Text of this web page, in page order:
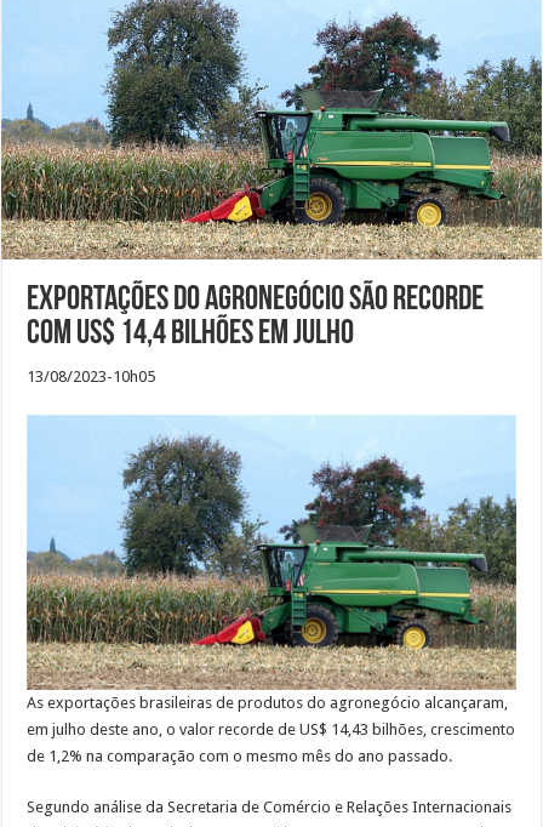
Exportações do agronegócio são recorde
com US$ 14,4 bilhões em julho
13/08/2023-10h05
As exportações brasileiras de produtos do agronegócio alcançaram,
em julho deste ano, o valor recorde de US$ 14,43 bilhões, crescimento
de 1,2% na comparação com o mesmo mês do ano passado.
Segundo análise da Secretaria de Comércio e Relações Internacionais